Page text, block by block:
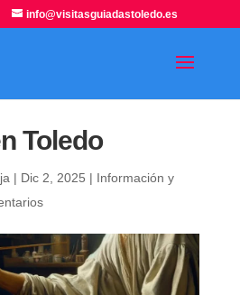
info@visitasguiadastoledo.es
Toledo
| Dic 2, 2025 | Información y